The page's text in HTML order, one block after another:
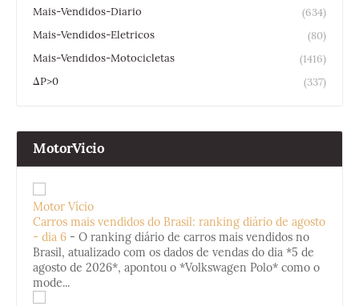
Mais-Vendidos-Diario
(634)
Mais-Vendidos-Eletricos
(80)
Mais-Vendidos-Motocicletas
(1416)
ΔP>0
(337)
MotorVicio
Motor Vício
Carros mais vendidos do Brasil: ranking diário de agosto
- dia 6 - O ranking diário de carros mais vendidos no
Brasil, atualizado com os dados de vendas do dia *5 de
agosto de 2026*, apontou o *Volkswagen Polo* como o
mode...